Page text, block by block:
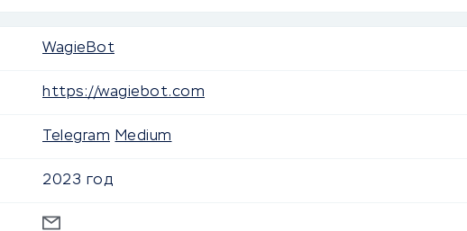
WagieBot
https://wagiebot.com
Telegram Medium
2023 год